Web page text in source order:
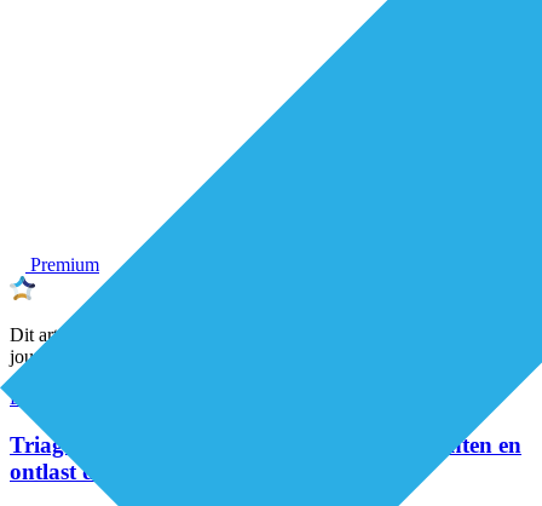
Premium
Dit artikel is geschreven door een onafhankelijke De Eerstelijns-
journalist
Eerstelijnszorg
Triageteam Positieve Gezondheid helpt patiënten en
ontlast de huisarts